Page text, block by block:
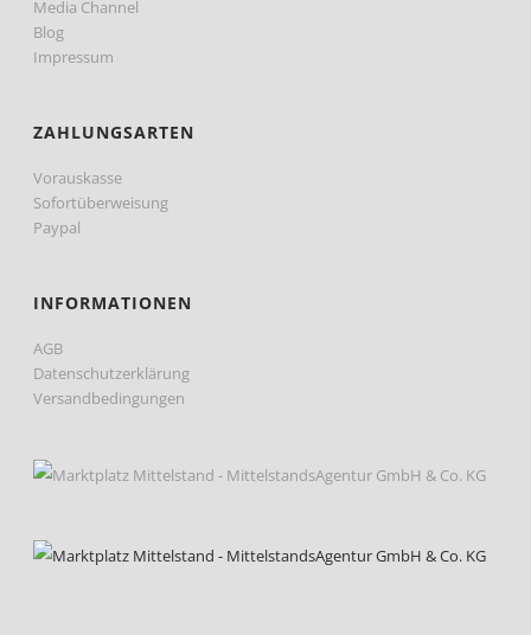
Media Channel
Blog
Impressum
ZAHLUNGSARTEN
Vorauskasse
Sofortüberweisung
Paypal
INFORMATIONEN
AGB
Datenschutzerklärung
Versandbedingungen